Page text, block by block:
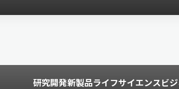
研究開発新製品ライフサイエンスビ